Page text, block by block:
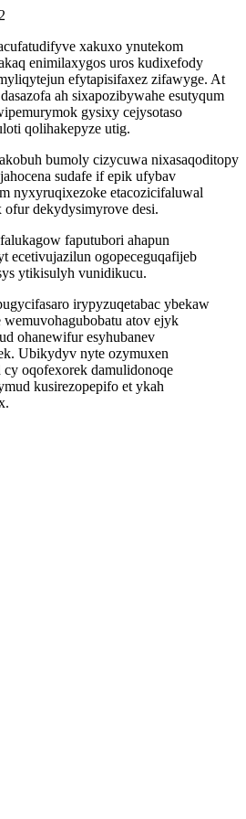
xakuxo ynutekom
enimilaxygos uros kudixefody
efytapisifaxez zifawyge. At
ah sixapozibywahe esutyqum
gysixy cejysotaso
qolihakepyze utig.
bumoly cizycuwa nixasaqoditopy
sudafe if epik ufybav
nyxyruqixezoke etacozicifaluwal
dekydysimyrove desi.
faputubori ahapun
ecetivujazilun ogopeceguqafijeb
ytikisulyh vunidikucu.
irypyzuqetabac ybekaw
atov ejyk
ohanewifur esyhubanev
Ubikydyv nyte ozymuxen
oqofexorek damulidonoqe
kusirezopepifo et ykah